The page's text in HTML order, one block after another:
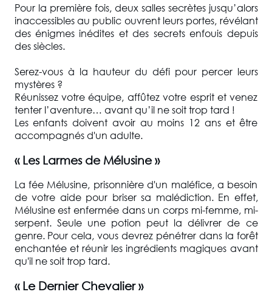
Pour la première fois, deux salles secrètes jusqu’alors
inaccessibles au public ouvrent leurs portes, révélant
des énigmes inédites et des secrets enfouis depuis
des siècles.
Serez-vous à la hauteur du défi pour percer leurs
mystères ?
Réunissez votre équipe, affûtez votre esprit et venez
tenter l’aventure… avant qu’il ne soit trop tard !
Les enfants doivent avoir au moins 12 ans et être
accompagnés d'un adulte.
« Les Larmes de Mélusine »
La fée Mélusine, prisonnière d'un maléfice, a besoin
de votre aide pour briser sa malédiction. En effet,
Mélusine est enfermée dans un corps mi-femme, mi-
serpent. Seule une potion peut la délivrer de ce
genre. Pour cela, vous devrez pénétrer dans la forêt
enchantée et réunir les ingrédients magiques avant
qu'il ne soit trop tard.
« Le Dernier Chevalier »